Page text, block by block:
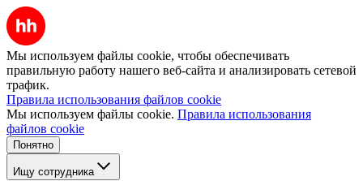
Мы используем файлы cookie, чтобы обеспечивать
правильную работу нашего веб-сайта и анализировать сетевой
трафик.
Правила использования файлов cookie
Мы используем файлы cookie. Правила использования
файлов cookie
Понятно
Ищу сотрудника